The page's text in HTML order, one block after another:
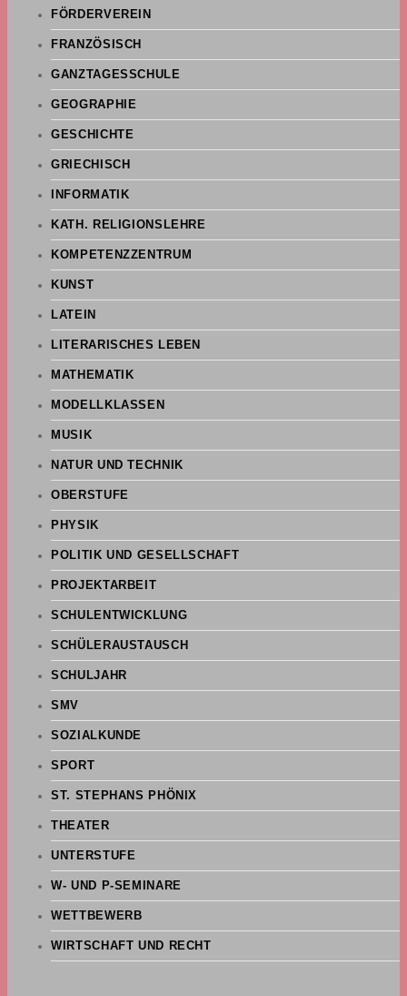
FÖRDERVEREIN
FRANZÖSISCH
GANZTAGESSCHULE
GEOGRAPHIE
GESCHICHTE
GRIECHISCH
INFORMATIK
KATH. RELIGIONSLEHRE
KOMPETENZZENTRUM
KUNST
LATEIN
LITERARISCHES LEBEN
MATHEMATIK
MODELLKLASSEN
MUSIK
NATUR UND TECHNIK
OBERSTUFE
PHYSIK
POLITIK UND GESELLSCHAFT
PROJEKTARBEIT
SCHULENTWICKLUNG
SCHÜLERAUSTAUSCH
SCHULJAHR
SMV
SOZIALKUNDE
SPORT
ST. STEPHANS PHÖNIX
THEATER
UNTERSTUFE
W- UND P-SEMINARE
WETTBEWERB
WIRTSCHAFT UND RECHT